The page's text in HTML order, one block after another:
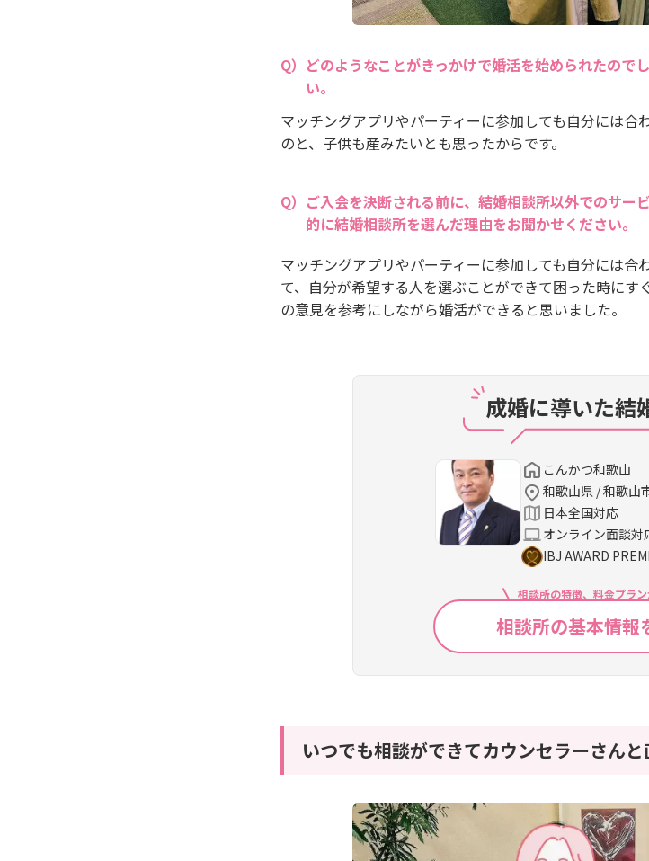
どのようなことがきっかけで婚活を始められたので
い。
マッチングアプリやパーティーに参加しても自分には合
のと、子供も産みたいとも思ったからです。
ご入会を決断される前に、結婚相談所以外でのサー
的に結婚相談所を選んだ理由をお聞かせください。
マッチングアプリやパーティーに参加しても自分には合
て、自分が希望する人を選ぶことができて困った時に
の意見を参考にしながら婚活ができると思いました。
成婚に導いた結
こんかつ和歌山
和歌山県 / 和歌山
日本全国対応
オンライン面談対
IBJ AWARD
相談所の特徴、料金プラ
相談所の基本情報
いつでも相談ができてカウンセラーさんと